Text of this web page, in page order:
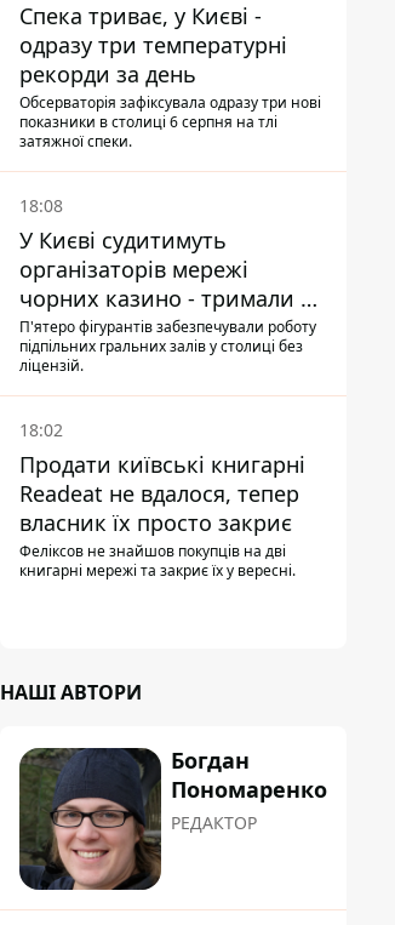
Спека триває, у Києві -
одразу три температурні
рекорди за день
Обсерваторія зафіксувала одразу три нові
показники в столиці 6 серпня на тлі
затяжної спеки.
18:08
У Києві судитимуть
організаторів мережі
чорних казино - тримали 39
закладів
П'ятеро фігурантів забезпечували роботу
підпільних гральних залів у столиці без
ліцензій.
18:02
Продати київські книгарні
Readeat не вдалося, тепер
власник їх просто закриє
Феліксов не знайшов покупців на дві
книгарні мережі та закриє їх у вересні.
НАШІ АВТОРИ
Богдан
Пономаренко
РЕДАКТОР